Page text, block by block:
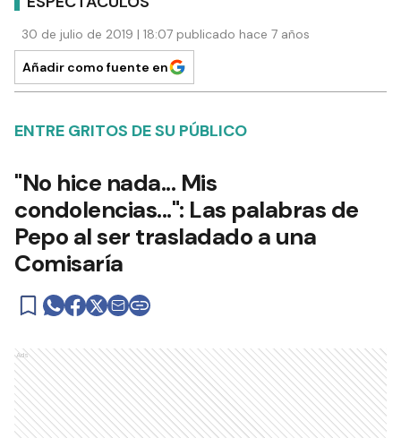
30 de julio de 2019 | 18:07 publicado hace 7 años
Añadir como fuente en
ENTRE GRITOS DE SU PÚBLICO
"No hice nada... Mis
condolencias...": Las palabras de
Pepo al ser trasladado a una
Comisaría
Ads